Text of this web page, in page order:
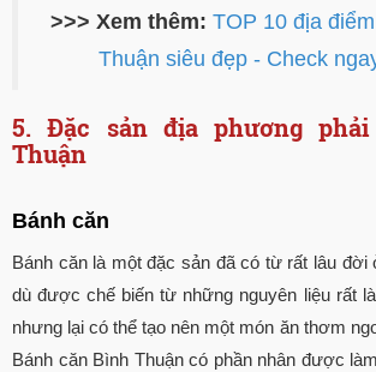
>>> Xem thêm: TOP 10 địa
Thuận siêu đẹp - Check
5. Đặc sản địa phương
Thuận
Bánh căn
Bánh căn là một đặc sản đã có từ rất lâu đời
dù được chế biến từ những nguyên liệu rất
nhưng lại có thể tạo nên một món ăn thơm
Bánh căn Bình Thuận có phần nhân được